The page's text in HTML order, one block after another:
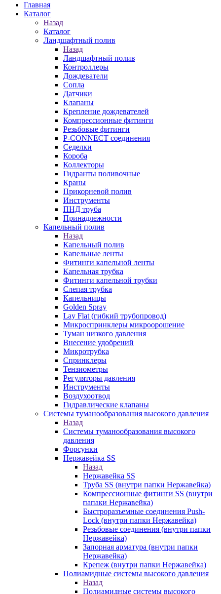
Главная
Каталог
Назад
Каталог
Ландшафтный полив
Назад
Ландшафтный полив
Контроллеры
Дождеватели
Сопла
Датчики
Клапаны
Крепление дождевателей
Компрессионные фитинги
Резьбовые фитинги
P-CONNECT соединения
Седелки
Короба
Коллекторы
Гидранты поливочные
Краны
Прикорневой полив
Инструменты
ПНД труба
Принадлежности
Капельный полив
Назад
Капельный полив
Капельные ленты
Фитинги капельной ленты
Капельная трубка
Фитинги капельной трубки
Слепая трубка
Капельницы
Golden Spray
Lay Flat (гибкий трубопровод)
Микроспринклеры микроорошение
Туман низкого давления
Внесение удобрений
Микротрубка
Спринклеры
Тензиометры
Регуляторы давления
Инструменты
Воздухоотвод
Гидравлические клапаны
Системы туманообразования высокого давления
Назад
Системы туманообразования высокого
давления
Форсунки
Нержавейка SS
Назад
Нержавейка SS
Труба SS (внутри папки Нержавейка)
Компрессионные фитинги SS (внутри
папаки Нержавейка)
Быстроразъемные соединения Push-
Lock (внутри папки Нержавейка)
Резьбовые соединения (внутри папки
Нержавейка)
Запорная арматура (внутри папки
Нержавейка)
Крепеж (внутри папки Нержавейка)
Полиамидные системы высокого давления
Назад
Полиамидные системы высокого